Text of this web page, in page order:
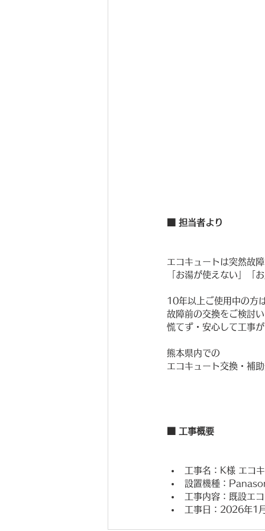
■ 担当者より
エコキュートは突然故
「お湯が使えない」「
10年以上ご使用中の方
故障前の交換をご検討
慌てず・安心して工事
熊本県内での
エコキュート交換・補
■ 工事概要
工事名：K様 エコ
設置機種：
工事内容：既設エ
工事日：2026年1